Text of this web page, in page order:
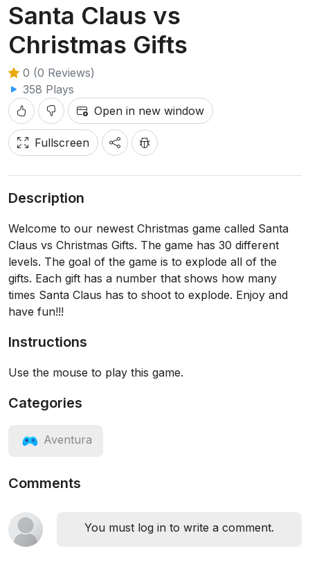
Santa Claus vs
Christmas Gifts
0 (0 Reviews)
358 Plays
Open in new window
Fullscreen
Description
Welcome to our newest Christmas game called Santa
Claus vs Christmas Gifts. The game has 30 different
levels. The goal of the game is to explode all of the
gifts. Each gift has a number that shows how many
times Santa Claus has to shoot to explode. Enjoy and
have fun!!!
Instructions
Use the mouse to play this game.
Categories
Aventura
Comments
You must log in to write a comment.